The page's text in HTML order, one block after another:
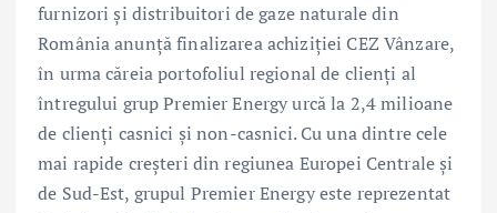
furnizori și distribuitori de gaze naturale din
România anunță finalizarea achiziției CEZ Vânzare,
în urma căreia portofoliul regional de clienți al
întregului grup Premier Energy urcă la 2,4 milioane
de clienți casnici și non-casnici. Cu una dintre cele
mai rapide creșteri din regiunea Europei Centrale și
de Sud-Est, grupul Premier Energy este reprezentat